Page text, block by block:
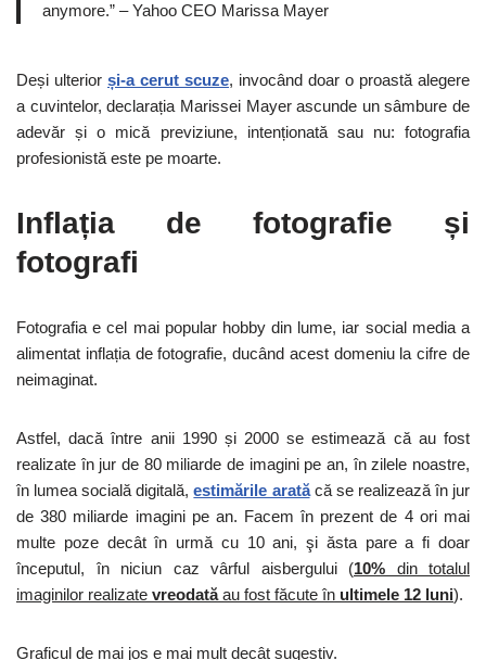
anymore.” – Yahoo CEO Marissa Mayer
Deși ulterior și-a cerut scuze, invocând doar o proastă alegere
a cuvintelor, declarația Marissei Mayer ascunde un sâmbure de
adevăr și o mică previziune, intenționată sau nu: fotografia
profesionistă este pe moarte.
Inflația de fotografie și
fotografi
Fotografia e cel mai popular hobby din lume, iar social media a
alimentat inflația de fotografie, ducând acest domeniu la cifre de
neimaginat.
Astfel, dacă între anii 1990 și 2000 se estimează că au fost
realizate în jur de 80 miliarde de imagini pe an, în zilele noastre,
în lumea socială digitală,estimările aratăcă se realizează în jur
de 380 miliarde imagini pe an. Facem în prezent de 4 ori mai
multe poze decât în urmă cu 10 ani, şi ăsta pare a fi doar
începutul, în niciun caz vârful aisbergului (10% din totalul
imaginilor realizate vreodatăau fost făcute în ultimele 12 luni).
Graficul de mai jos e mai mult decât sugestiv.